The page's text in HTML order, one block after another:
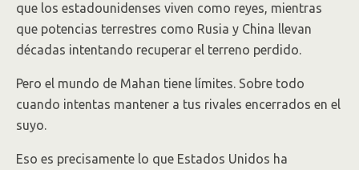
que los estadounidenses viven como reyes, mientras
que potencias terrestres como Rusia y China llevan
décadas intentando recuperar el terreno perdido.
Pero el mundo de Mahan tiene límites. Sobre todo
cuando intentas mantener a tus rivales encerrados en el
suyo.
Eso es precisamente lo que Estados Unidos ha